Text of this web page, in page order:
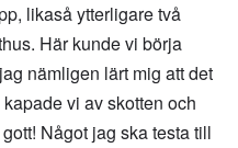
likaså ytterligare två
Här kunde vi börja
nämligen lärt mig att det
vi av skotten och
Något jag ska testa till